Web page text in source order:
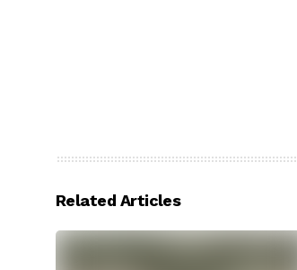
Related Articles